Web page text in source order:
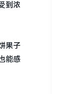
到浓
果子
能感